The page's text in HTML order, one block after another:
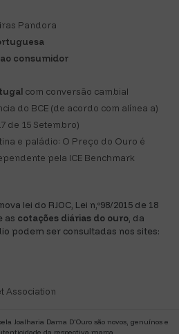
Pandora
consumidor
com conversão cambial
do BCE (de acordo com alínea a)
de 15 Setembro)
e paládio: O Preço do Ouro é
pela ICE Benchmark
lei do RJOC, Lei n,º98/2015 de 18
as cotações diárias do ouro , da
podem ser consultadas nos sites:
Association
Joalharia Dama D'Ouro são novos, genuínos e
da respectiva marca.